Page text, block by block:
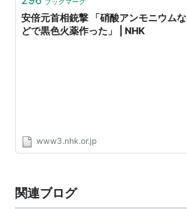
ブックマーク
安倍元首相銃撃 「硝酸アンモニウムな
どで黒色火薬作った」 | NHK
www3.nhk.or.jp
関連ブログ